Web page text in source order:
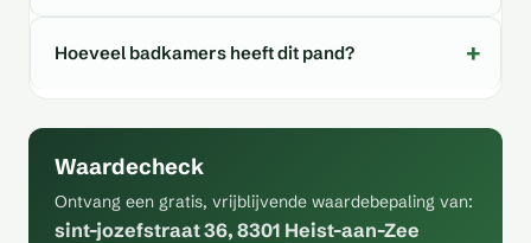
Hoeveel badkamers heeft dit pand?
Waardecheck
Ontvang een gratis, vrijblijvende waardebepaling van:
sint-jozefstraat 36, 8301 Heist-aan-Zee